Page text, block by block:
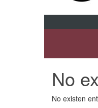
No
No existen